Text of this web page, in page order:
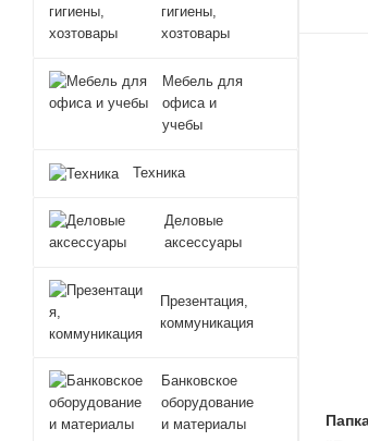
гигиены,
хозтовары
Мебель для
офиса и
учебы
Техника
Деловые
аксессуары
Презентация,
коммуникация
Банковское
оборудование
и материалы